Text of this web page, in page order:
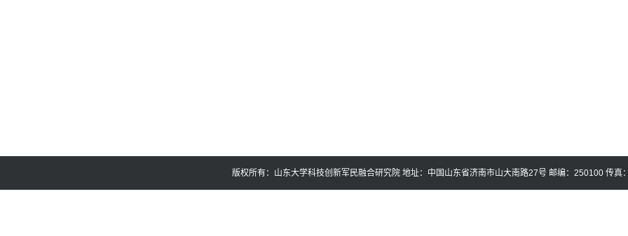
版权所有：山东大学科技创新军民融合研究院 地址：中国山东省济南市山大南路27号 邮编：250100 传真